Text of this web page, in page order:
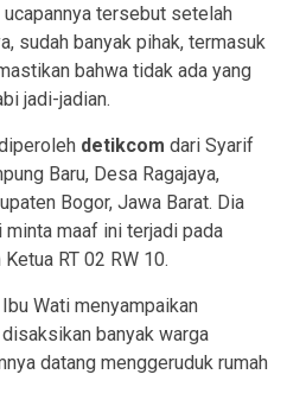
tersebut setelah
sudah banyak pihak, termasuk
bahwa tidak ada yang
jadi-jadian.
detikcom dari Syarif
Baru, Desa Ragajaya,
Bogor, Jawa Barat. Dia
maaf ini terjadi pada
RT 02 RW 10.
Wati menyampaikan
banyak warga
datang menggeruduk rumah